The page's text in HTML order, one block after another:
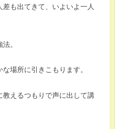
も出てきて、いよいよ一人
。
場所に引きこもります。
えるつもりで声に出して講